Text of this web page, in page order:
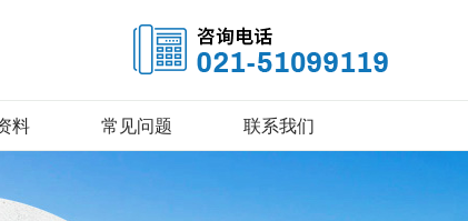
料 常见问题 联系我们